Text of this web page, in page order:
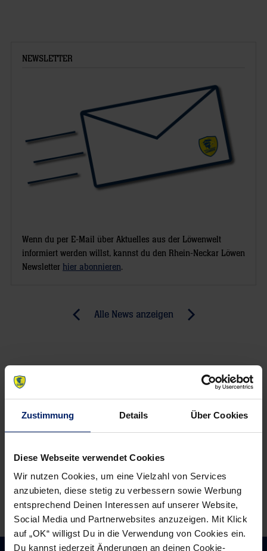
Zustimmung Details Über Cookies
Diese Webseite verwendet Cookies
Wir nutzen Cookies, um eine Vielzahl von Services
anzubieten, diese stetig zu verbessern sowie Werbung
entsprechend Deinen Interessen auf unserer Website,
Social Media und Partnerwebsites anzuzeigen. Mit Klick
auf „OK“ willigst Du in die Verwendung von Cookies ein.
Du kannst jederzeit Änderungen an deinen Cookie-
NEWSLETTER
Wenn du per E-Mail über Aktuelles aus der Löwenwelt
informiert werden willst, kannst du den Rhein-Neckar Löwen
Newsletter hier abonnieren.
Alle News anzeigen
zeigen:
können